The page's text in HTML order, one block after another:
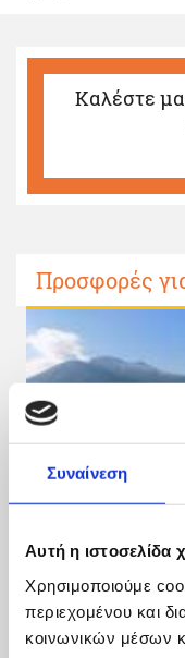
Συναίνεση
Αυτή η ιστοσελίδα
Χρησιμοποιούμε
περιεχομένου και
κοινωνικών μέσων
Καλέστε
Προσφορές